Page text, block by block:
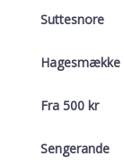
Suttesnore
Hagesmække
Fra 500 kr
Sengerande